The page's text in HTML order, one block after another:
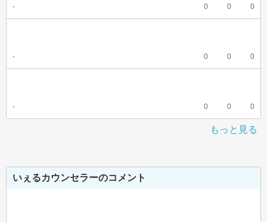
- 0 0 0
- 0 0 0
- 0 0 0
もっと見る
いぇるカウンセラーのコメント